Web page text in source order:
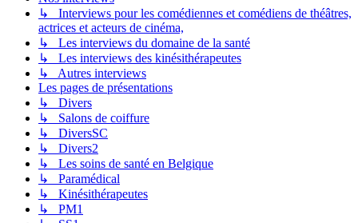
↳ Interviews pour les comédiennes et comédiens de théâtres,
actrices et acteurs de cinéma,
↳ Les interviews du domaine de la santé
↳ Les interviews des kinésithérapeutes
↳ Autres interviews
Les pages de présentations
↳ Divers
↳ Salons de coiffure
↳ DiversSC
↳ Divers2
↳ Les soins de santé en Belgique
↳ Paramédical
↳ Kinésithérapeutes
↳ PM1